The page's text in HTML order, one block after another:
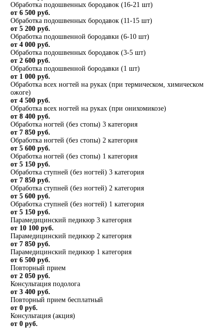
Обработка подошвенных бородавок (16-21 шт)
от 6 500 руб.
Обработка подошвенных бородавок (11-15 шт)
от 5 200 руб.
Обработка подошвенной бородавки (6-10 шт)
от 4 000 руб.
Обработка подошвенных бородавок (3-5 шт)
от 2 600 руб.
Обработка подошвенной бородавки (1 шт)
от 1 000 руб.
Обработка всех ногтей на руках (при термическом, химическом
ожоге)
от 4 500 руб.
Обработка всех ногтей на руках (при онихомикозе)
от 8 400 руб.
Обработка ногтей (без стопы) 3 категория
от 7 850 руб.
Обработка ногтей (без стопы) 2 категория
от 5 600 руб.
Обработка ногтей (без стопы) 1 категория
от 5 150 руб.
Обработка ступней (без ногтей) 3 категория
от 7 850 руб.
Обработка ступней (без ногтей) 2 категория
от 5 600 руб.
Обработка ступней (без ногтей) 1 категория
от 5 150 руб.
Парамедицинский педикюр 3 категория
от 10 100 руб.
Парамедицинский педикюр 2 категория
от 7 850 руб.
Парамедицинский педикюр 1 категория
от 6 500 руб.
Повторный прием
от 2 050 руб.
Консультация подолога
от 3 400 руб.
Повторный прием бесплатный
от 0 руб.
Консультация (акция)
от 0 руб.